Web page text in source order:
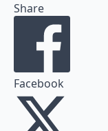
Share
Facebook